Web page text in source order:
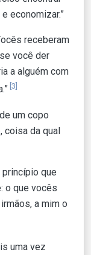
economizar.”
receberam
você der
a alguém com
[3]
um copo
coisa da qual
princípio que
o que vocês
a mim o
uma vez